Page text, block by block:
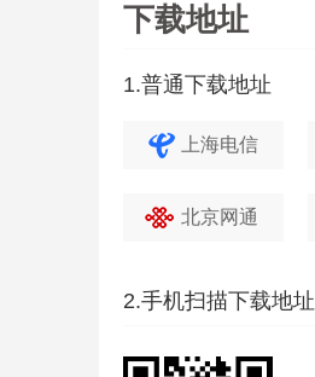
下载地址
1.普通下载地址
上海电信
北京网通
2.手机扫描下载地址